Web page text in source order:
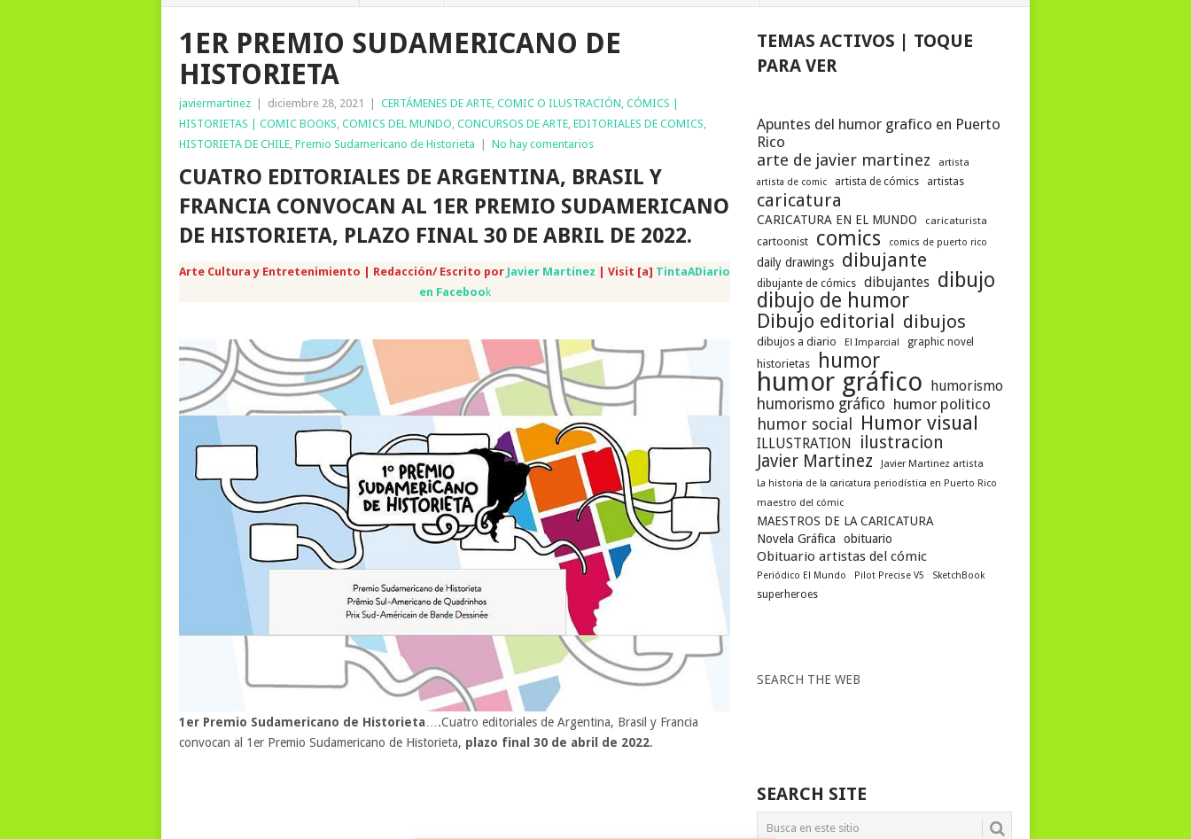
1ER PREMIO SUDAMERICANO DE
HISTORIETA
javiermartinez | diciembre 28, 2021 | CERTÁMENES DE ARTE, COMIC O ILUSTRACIÓN CÓMICS |
HISTORIETAS | COMIC BOOKS COMICS DEL MUNDO CONCURSOS DE ARTE EDITORIALES DE COMICS
HISTORIETA DE CHILE Premio Sudamericano de Historieta | No hay comentarios
CUATRO EDITORIALES DE ARGENTINA, BRASIL Y
FRANCIA CONVOCAN AL 1ER PREMIO SUDAMERICANO
DE HISTORIETA, PLAZO FINAL 30 DE ABRIL DE 2022.
Arte Cultura y Entretenimiento | Redacción/ Escrito por Javier Martínez | Visit [a] TintaADiario
en Facebook
1er Premio Sudamericano de Historieta ….Cuatro editoriales de Argentina, Brasil y Francia
convocan al 1er Premio Sudamericano de Historieta, plazo final 30 de abril de 2022.
TEMAS ACTIVOS | TOQUE
PARA VER
Apuntes del humor grafico en Puerto
Rico
arte de javier martinez
artista
artista de comic
artista de cómics artistas
caricatura
CARICATURA EN EL MUNDO caricaturista
cartoonist comics comics de puerto rico
daily drawings dibujante
dibujante de cómics dibujantes dibujo
dibujo de humor
Dibujo editorial dibujos
dibujos a diario El Imparcial graphic novel
historietas humor
humor gráfico humorismo
humorismo gráfico humor politico
humor social Humor visual
ILLUSTRATION
ilustracion
Javier Martinez
Javier Martinez artista
La historia de la caricatura periodística en Puerto Rico
maestro del cómic
MAESTROS DE LA CARICATURA
Novela Gráfica
obituario
Obituario artistas del cómic
Periódico El Mundo Pilot Precise V5 SketchBook
superheroes
SEARCH THE WEB
SEARCH SITE